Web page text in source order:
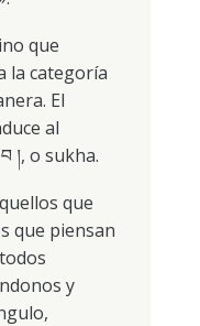
que
la categoría
El
al
།, o sukha.
que
que piensan
y